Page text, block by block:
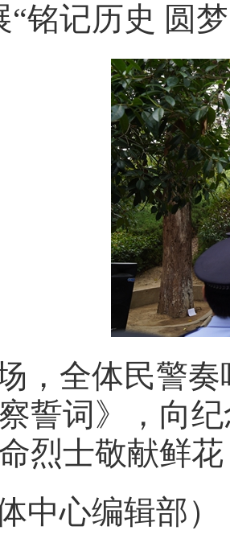
“铭记历史 圆
，全体民警
誓词》，向
烈士敬献鲜
中心编辑部）